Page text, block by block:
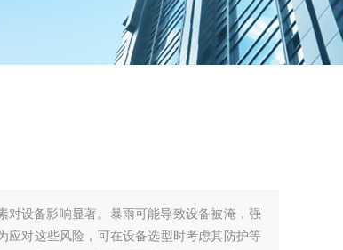
对设备影响显著。暴雨可能导致设备被淹，强
应对这些风险，可在设备选型时考虑其防护等